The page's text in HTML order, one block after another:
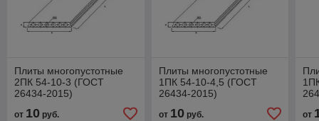
Плиты многопустотные
2ПК 54-10-3 (ГОСТ
26434-2015)
от 10 руб.
Плиты многопустотные
1ПК 54-10-4,5 (ГОСТ
26434-2015)
от 10руб. от